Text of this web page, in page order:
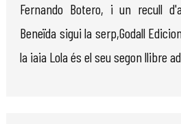
Fernando Botero, i un recull
Beneïda sigui la serp,Godall
la iaia Lola és el seu segon llibre